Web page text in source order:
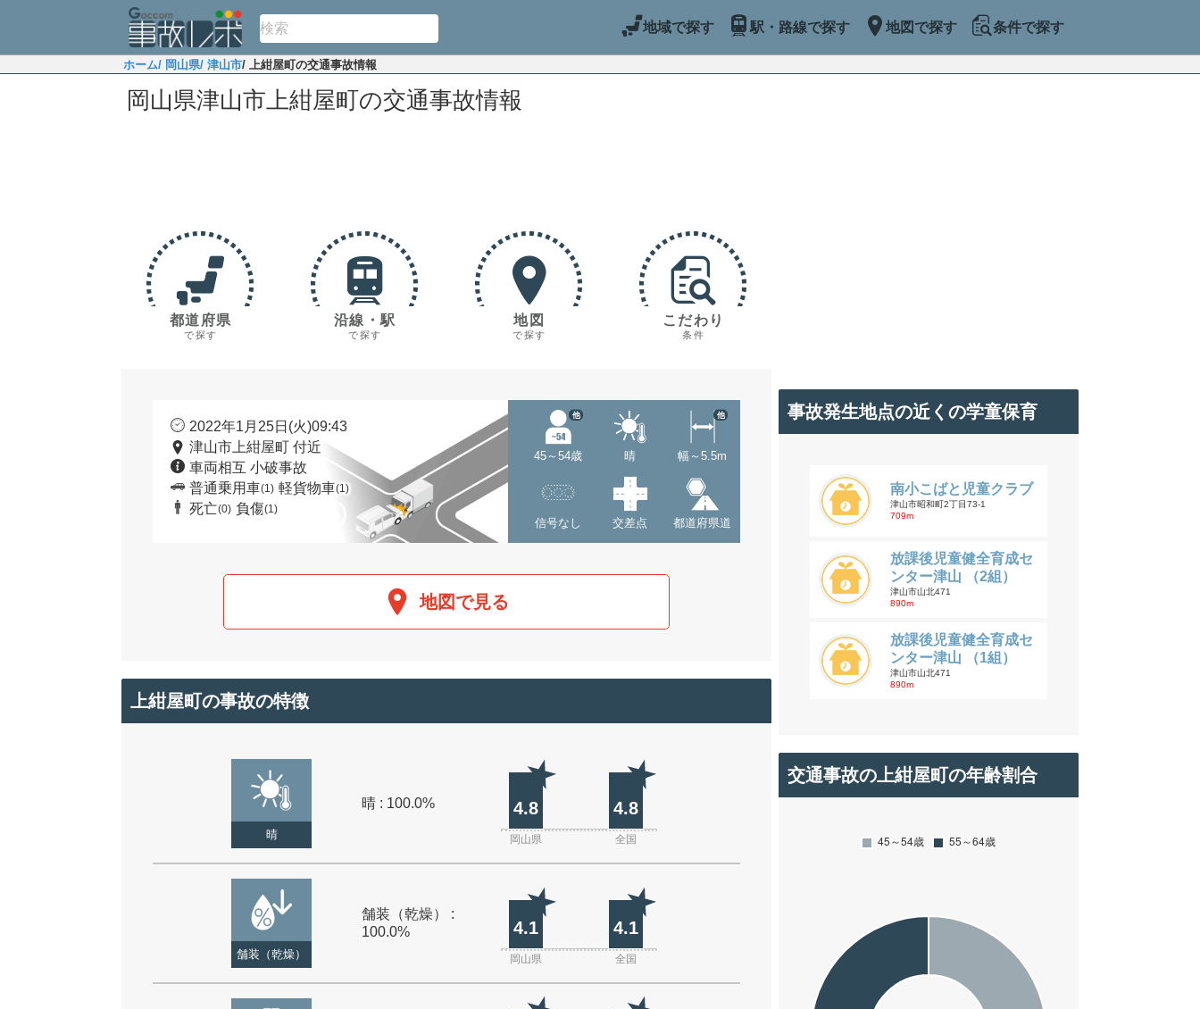
地域で探す 駅・路線で探す 地図で探す 条件で探す
ホーム/ 岡山県/ 津山市/ 上紺屋町の交通事故情報
岡山県津山市上紺屋町の交通事故情報
都道府県
で探す
沿線・駅
で探す
地図
で探す
こだわり
条件
2022年1月25日(火)09:43
津山市上紺屋町 付近
車両相互 小破事故
普通乗用車(1) 軽貨物車(1)
死亡(0) 負傷(1)
45～54歳
他
晴 幅～5.5m
他
信号なし 交差点 都道府県道
地図で見る
上紺屋町の事故の特徴
晴
晴 : 100.0% 4.8 4.8
岡山県 全国
舗装（乾燥）
舗装（乾燥） :
100.0%
4.1 4.1
岡山県 全国
事故発生地点の近くの学童保育
南小こばと児童クラブ
津山市昭和町2丁目73-1
709m
放課後児童健全育成セ
ンター津山 （2組）
津山市山北471
890m
放課後児童健全育成セ
ンター津山 （1組）
津山市山北471
890m
交通事故の上紺屋町の年齢割合